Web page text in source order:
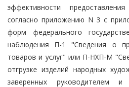
эффективности
согласно приложению N 3 с
форм федерального
наблюдения П-1 "Сведения о
товаров и услуг" или П-НХП-М
отгрузке изделий народных
заверенных руководителем и